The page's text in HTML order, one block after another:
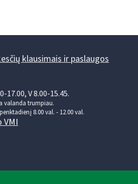
klausimais ir paslaugos
17.00, V 8.00-15.45.
valanda trumpiau.
8.00 val. - 12.00 val.
VMI